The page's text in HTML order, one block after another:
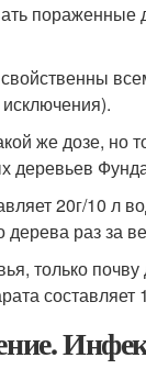
пораженные
же дозе, но
деревьев
20г/10 л
раз за
только
составляет